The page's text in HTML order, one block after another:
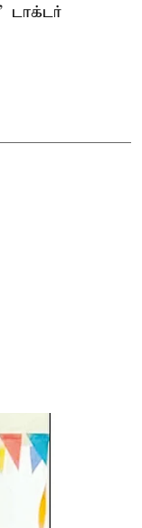
டாக்டர்